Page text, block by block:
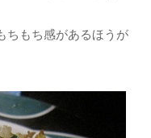
ちもち感があるほうが